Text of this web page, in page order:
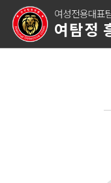
여성전용대표
여탐정